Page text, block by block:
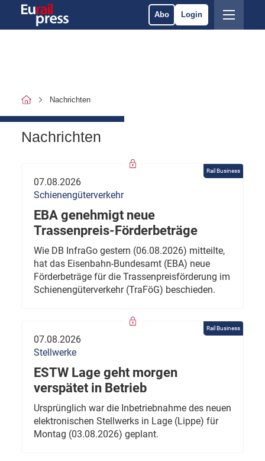
Abo Login
Nachrichten
Nachrichten
Rail Business
07.08.2026
Schienengüterverkehr
EBA genehmigt neue
Trassenpreis-Förderbeträge
Wie DB InfraGo gestern (06.08.2026) mitteilte,
hat das Eisenbahn-Bundesamt (EBA) neue
Förderbeträge für die Trassenpreisförderung im
Schienengüterverkehr (TraFöG) beschieden.
Rail Business
07.08.2026
Stellwerke
ESTW Lage geht morgen
verspätet in Betrieb
Ursprünglich war die Inbetriebnahme des neuen
elektronischen Stellwerks in Lage (Lippe) für
Montag (03.08.2026) geplant.